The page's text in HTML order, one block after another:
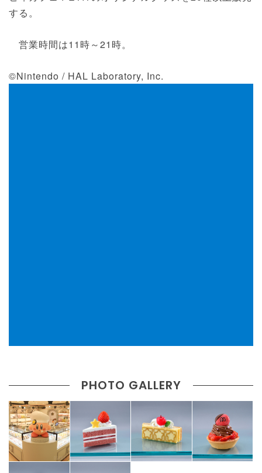
する。
営業時間は11時～21時。
©Nintendo / HAL Laboratory, Inc.
PHOTO GALLERY